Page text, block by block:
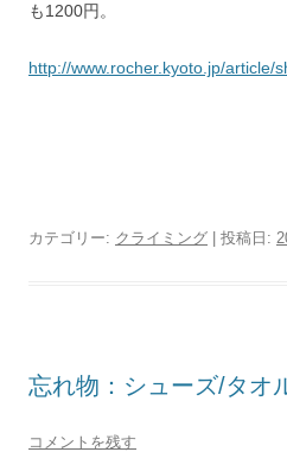
も1200円。
http://www. rocher.kyoto.jp/article/
カテゴリー: クライミング | 投稿日:
忘れ物：シューズ/タオ
コメントを残す